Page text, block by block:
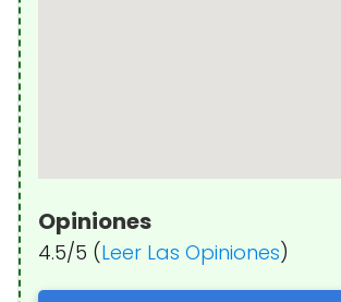
Opiniones
4.5/5 (Leer Las Opiniones)